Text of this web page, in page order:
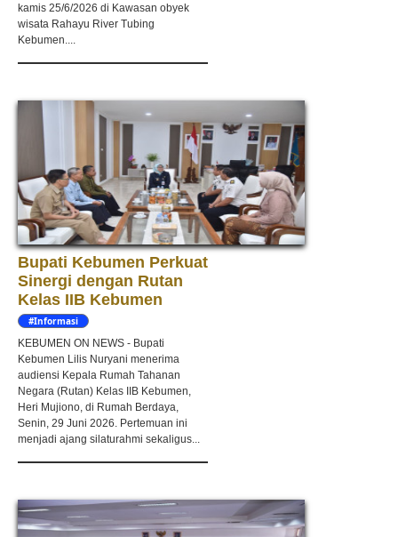
kamis 25/6/2026 di Kawasan obyek
wisata Rahayu River Tubing
Kebumen....
Bupati Kebumen Perkuat
Sinergi dengan Rutan
Kelas IIB Kebumen
#Informasi
KEBUMEN ON NEWS - Bupati
Kebumen Lilis Nuryani menerima
audiensi Kepala Rumah Tahanan
Negara (Rutan) Kelas IIB Kebumen,
Heri Mujiono, di Rumah Berdaya,
Senin, 29 Juni 2026. Pertemuan ini
menjadi ajang silaturahmi sekaligus...